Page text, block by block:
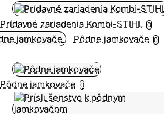
Prídavné zariadenia Kombi-STIHL 0
Pôdne jamkovače 0
Pôdne jamkovače 0